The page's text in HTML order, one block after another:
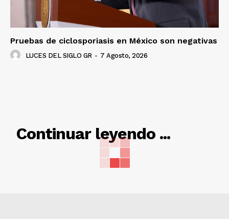
Pruebas de ciclosporiasis en México son negativas
LUCES DEL SIGLO GR - 7 Agosto, 2026
Continuar leyendo ...
RELACIONADO